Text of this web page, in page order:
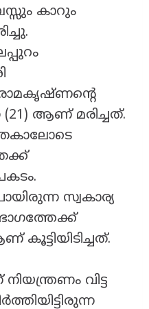
കാറും
ആണ് മരിച്ചത്.
സ്വകാര്യ
വിട്ട